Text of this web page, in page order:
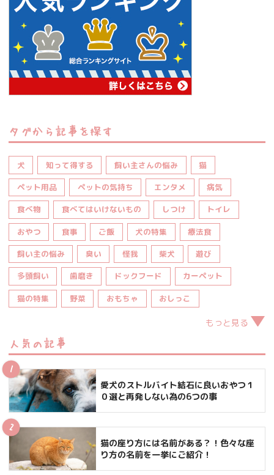
タグから記事を探す
犬 知って得する 飼い主さんの悩み 猫
ペット用品 ペットの気持ち エンタメ 病気
食べ物 食べてはいけないもの しつけ トイレ
おやつ 食事 ご飯 犬の特集 療法食
飼い主の悩み 臭い 怪我 柴犬 遊び
多頭飼い 歯磨き ドックフード カーペット
猫の特集 野菜 おもちゃ おしっこ
もっと見る
人気の記事
愛犬のストルバイト結石に良いおやつ１
０選と再発しない為の6つの事
猫の座り方には名前がある？！色々な座
り方の名前を一挙にご紹介！